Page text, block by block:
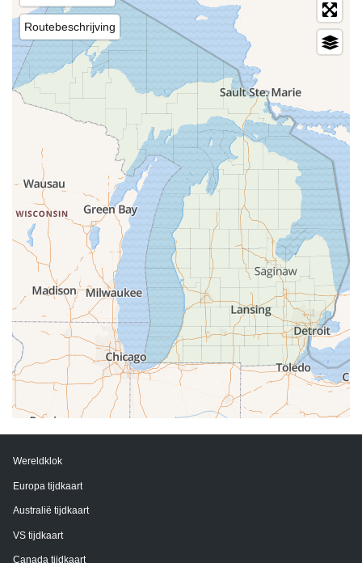
Routebeschrijving
Wereldklok
Europa tijdkaart
Australië tijdkaart
VS tijdkaart
Canada tijdkaart